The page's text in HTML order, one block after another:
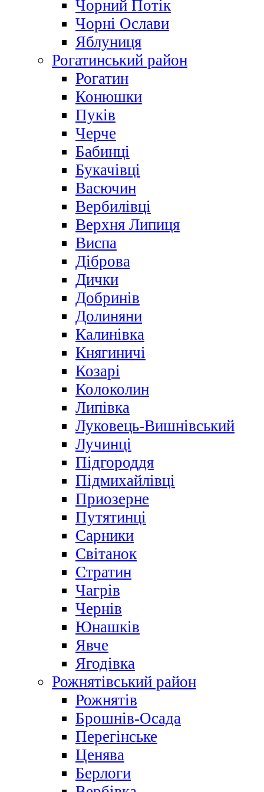
Чорний Потік
Чорні Ослави
Яблуниця
Рогатинський район
Рогатин
Конюшки
Пуків
Черче
Бабинці
Букачівці
Васючин
Вербилівці
Верхня Липиця
Виспа
Діброва
Дички
Добринів
Долиняни
Калинівка
Княгиничі
Козарі
Колоколин
Липівка
Луковець-Вишнівський
Лучинці
Підгороддя
Підмихайлівці
Приозерне
Путятинці
Сарники
Світанок
Стратин
Чагрів
Чернів
Юнашків
Явче
Ягодівка
Рожнятівський район
Рожнятів
Брошнів-Осада
Перегінське
Ценява
Берлоги